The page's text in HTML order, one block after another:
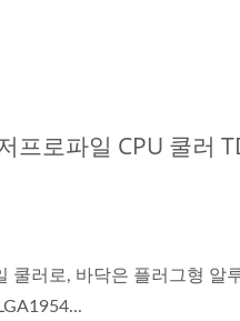
프로파일 CPU 쿨러
쿨러로, 바닥은 플러그형 알